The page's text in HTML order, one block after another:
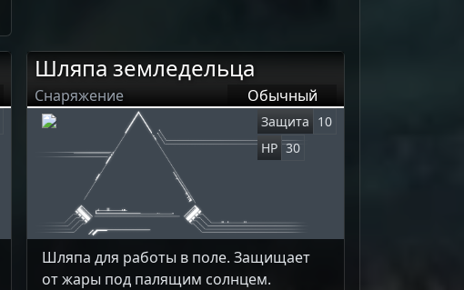
Шляпа земледельца
Снаряжение Обычный
Защита 10
HP 30
Шляпа для работы в поле. Защищает
от жары под палящим солнцем.